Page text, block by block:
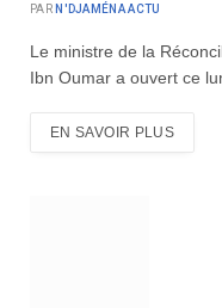
PAR N'DJAMÉNA ACTU
Le ministre de la
Ibn Oumar a ouvert ce
EN SAVOIR PLUS